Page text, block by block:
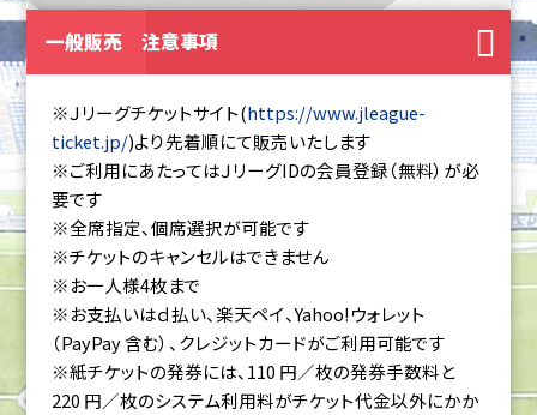
一般販売 注意事項
※Ｊリーグチケットサイト(https://www.jleague-
ticket.jp/)より先着順にて販売いたします
※ご利用にあたってはＪリーグIDの会員登録（無料）が必
要です
※全席指定、個席選択が可能です
※チケットのキャンセルはできません
※お一人様4枚まで
※お支払いはｄ払い、楽天ペイ、Yahoo!ウォレット
（PayPay 含む）、クレジットカードがご利用可能です
※紙チケットの発券には、110 円／枚の発券手数料と
220 円／枚のシステム利用料がチケット代金以外にかか